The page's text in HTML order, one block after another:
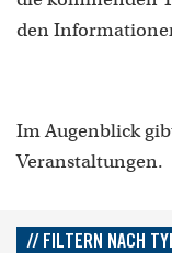
den
Im Augenblick
Veranstaltungen.
// FILTERN NACH